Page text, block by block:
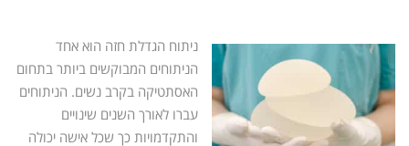
ניתוח הגדלת חזה הוא אחד
הניתוחים המבוקשים ביותר בתחום
האסתטיקה בקרב נשים. הניתוחים
עברו לאורך השנים שינויים
והתקדמויות כך שכל אישה יכולה